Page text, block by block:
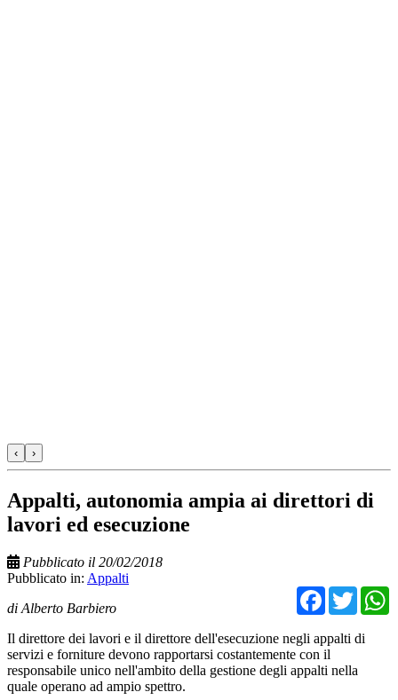
‹ ›
Appalti, autonomia ampia ai direttori di
lavori ed esecuzione
Pubblicato il 20/02/2018
Pubblicato in: Appalti
di Alberto Barbiero
Il direttore dei lavori e il direttore dell'esecuzione negli appalti di
servizi e forniture devono rapportarsi costantemente con il
responsabile unico nell'ambito della gestione degli appalti nella
quale operano ad ampio spettro.